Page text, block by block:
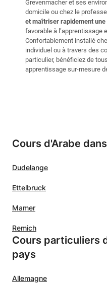
Grevenmacher et ses
domicile ou chez le
et maîtriser rapidement une
favorable à l’apprentissage
Confortablement installé
individuel ou à travers des
particulier, bénéficiez de
apprentissage sur-mesure
Cours d'Arabe
Dudelange
Ettelbruck
Mamer
Remich
Cours particuliers
pays
Allemagne